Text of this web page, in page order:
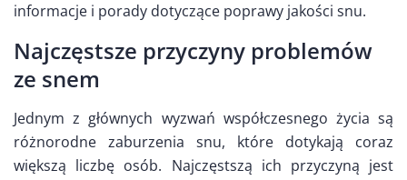
informacje i porady dotyczące poprawy jakości snu.
Najczęstsze przyczyny problemów
ze snem
Jednym z głównych wyzwań współczesnego życia są
różnorodne zaburzenia snu, które dotykają coraz
większą liczbę osób. Najczęstszą ich przyczyną jest